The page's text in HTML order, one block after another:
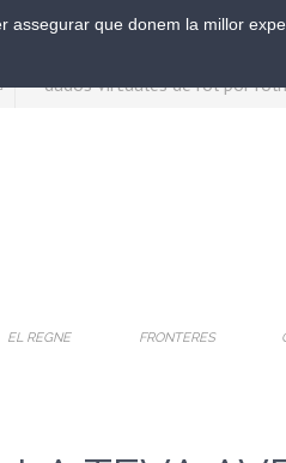
EL REGNE FRONTERES
assegurar que donem la millor